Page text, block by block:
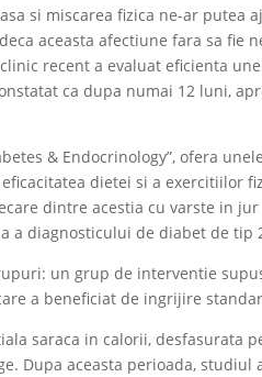
si miscarea fizica ne-ar putea
aceasta afectiune fara sa fie
recent a evaluat eficienta
ca dupa numai 12 luni,
& Endocrinology”, ofera
dietei si a exercitiilor
dintre acestia cu varste in
a diagnosticului de diabet de tip
un grup de interventie
a beneficiat de ingrijire
saraca in calorii, desfasurata
Dupa aceasta perioada, studiul